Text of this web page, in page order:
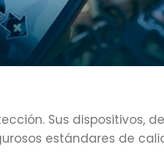
Sus dispositivos,
estándares de